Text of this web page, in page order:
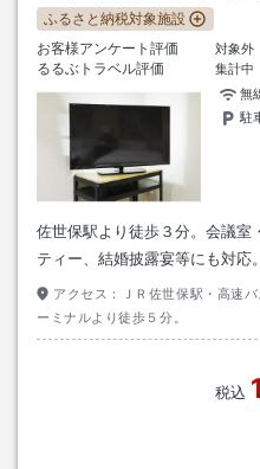
ふるさと納税対象施設
お客様アンケート評価
対象外
るるぶトラベル評価
集計中
無
駐
佐世保駅より徒歩３分。会議室
ティー、結婚披露宴等にも対応。
アクセス：
ＪＲ佐世保駅・高速
ーミナルより徒歩５分。
税込